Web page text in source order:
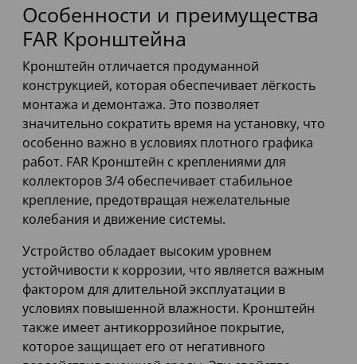
Особенности и преимущества
FAR Кронштейна
Кронштейн отличается продуманной
конструкцией, которая обеспечивает лёгкость
монтажа и демонтажа. Это позволяет
значительно сократить время на установку, что
особенно важно в условиях плотного графика
работ. FAR Кронштейн с креплениями для
коллекторов 3/4 обеспечивает стабильное
крепление, предотвращая нежелательные
колебания и движение системы.
Устройство обладает высоким уровнем
устойчивости к коррозии, что является важным
фактором для длительной эксплуатации в
условиях повышенной влажности. Кронштейн
также имеет антикоррозийное покрытие,
которое защищает его от негативного